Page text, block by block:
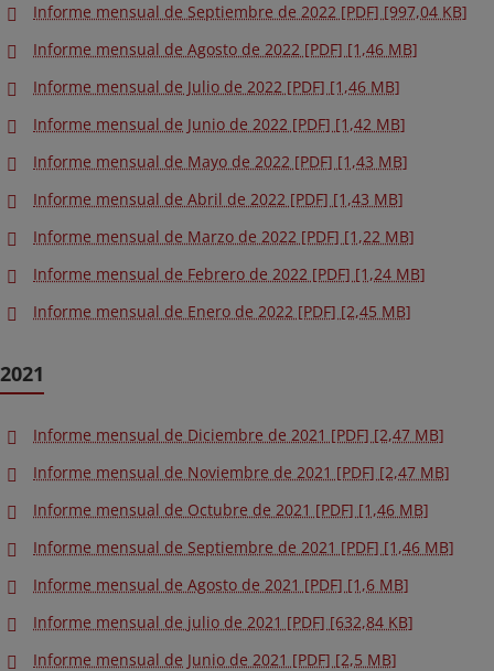
Informe mensual de Septiembre de 2022 [PDF] [997,04 KB]
Informe mensual de Agosto de 2022 [PDF] [1,46 MB]
Informe mensual de Julio de 2022 [PDF] [1,46 MB]
Informe mensual de Junio de 2022 [PDF] [1,42 MB]
Informe mensual de Mayo de 2022 [PDF] [1,43 MB]
Informe mensual de Abril de 2022 [PDF] [1,43 MB]
Informe mensual de Marzo de 2022 [PDF] [1,22 MB]
Informe mensual de Febrero de 2022 [PDF] [1,24 MB]
Informe mensual de Enero de 2022 [PDF] [2,45 MB]
2021
Informe mensual de Diciembre de 2021 [PDF] [2,47 MB]
Informe mensual de Noviembre de 2021 [PDF] [2,47 MB]
Informe mensual de Octubre de 2021 [PDF] [1,46 MB]
Informe mensual de Septiembre de 2021 [PDF] [1,46 MB]
Informe mensual de Agosto de 2021 [PDF] [1,6 MB]
Informe mensual de julio de 2021 [PDF] [632,84 KB]
Informe mensual de Junio de 2021 [PDF] [2,5 MB]